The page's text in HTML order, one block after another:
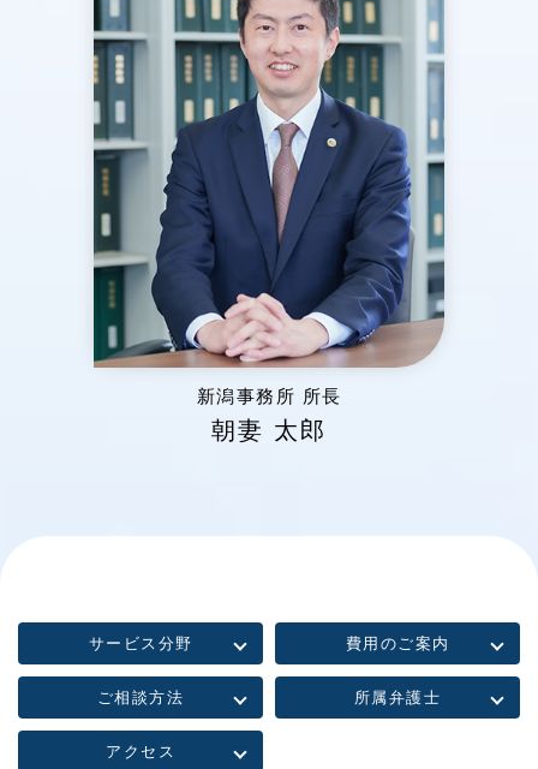
新潟事務所 所長
朝妻 太郎
サービス分野 費用のご案内
ご相談方法 所属弁護士
アクセス